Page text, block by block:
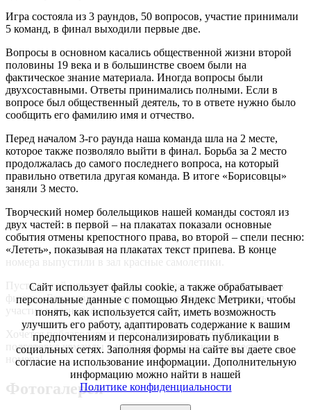
Игра состояла из 3 раундов, 50 вопросов, участие принимали
5 команд, в финал выходили первые две.
Вопросы в основном касались общественной жизни второй
половины 19 века и в большинстве своем были на
фактическое знание материала. Иногда вопросы были
двухсоставными. Ответы принимались полными. Если в
вопросе был общественный деятель, то в ответе нужно было
сообщить его фамилию имя и отчество.
Перед началом 3-го раунда наша команда шла на 2 месте,
которое также позволяло выйти в финал. Борьба за 2 место
продолжалась до самого последнего вопроса, на который
правильно ответила другая команда. В итоге «Борисовцы»
заняли 3 место.
Творческий номер болельщиков нашей команды состоял из
двух частей: в первой ‒ на плакатах показали основные
события отмены крепостного права, во второй ‒ спели песню:
«Лететь», показывая на плакатах текст припева. В конце
номера выпустили в зал красные самолетики.
Пусть в этой игре остановка случилась в шаге от выхода в
финал, «Борисовцы» планируют и дальше продолжать
участие в разных форматах интеллектуальных игр.
Хочется поблагодарить всех, кто оказал содействие в
подготовке команды к игре и в постановке творческого
номера!
Фотогалерея
Сайт использует файлы cookie, а также обрабатывает
персональные данные с помощью Яндекс Метрики, чтобы
понять, как используется сайт, иметь возможность
улучшить его работу, адаптировать содержание к вашим
предпочтениям и персонализировать публикации в
социальных сетях. Заполняя формы на сайте вы даете свое
согласие на использование информации. Дополнительную
информацию можно найти в нашей
Политике конфиденциальности